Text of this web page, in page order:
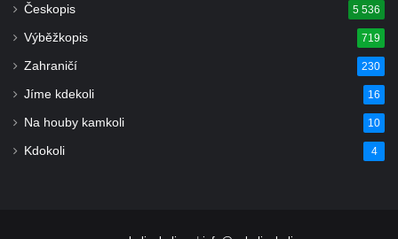
Českopis 5 536
Výběžkopis 719
Zahraničí 230
Jíme kdekoli 16
Na houby kamkoli 10
Kdokoli 4